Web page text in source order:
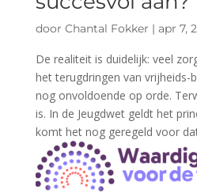
door Chantal Fokker | apr 7,
De realiteit is duidelijk: veel
het terugdringen van vrijheids-
nog onvoldoende op orde.
is. In de Jeugdwet geldt het
komt het nog geregeld voor